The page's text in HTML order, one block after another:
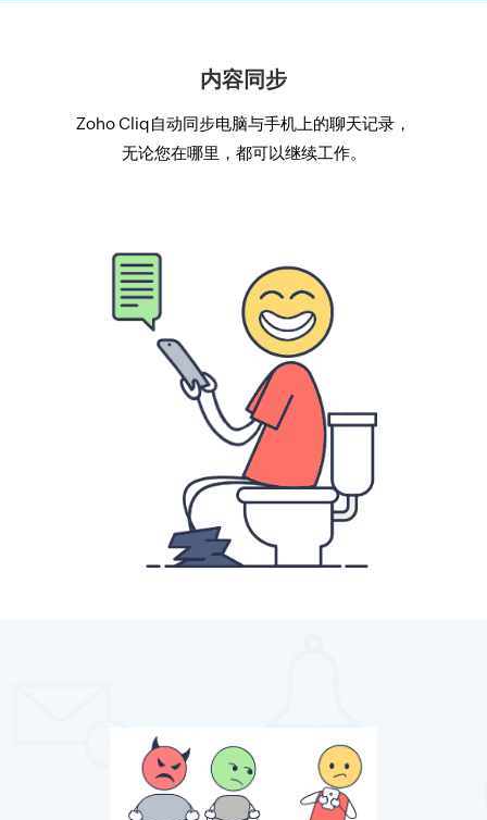
内容同步
Zoho Cliq自动同步电脑与手机上的聊天记录，
无论您在哪里，都可以继续工作。